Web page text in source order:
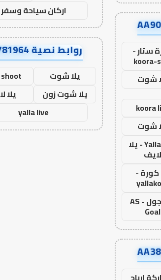
ستار -
koora-
شوت
koora
شوت
Yalla Live - يلا
لايف
كورة -
اس جول - AS
Goal
اركان سياحة وسفر
روابط نصية FD781964
يلا شوت
يلا شوت زون
يلا
yalla live